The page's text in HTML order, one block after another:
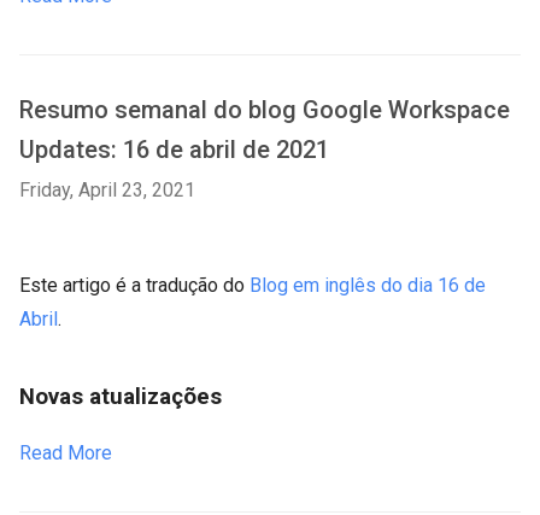
Resumo semanal do blog Google Workspace
Updates: 16 de abril de 2021
Friday, April 23, 2021
Este artigo é a tradução do Blog em inglês do dia 16 de
Abril.
Novas atualizações
Read More